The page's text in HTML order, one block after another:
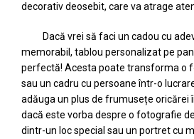
decorativ deosebit, care va atrage
Dacă vrei să faci un cadou cu
memorabil, tablou personalizat pe
perfectă! Acesta poate transforma o
sau un cadru cu persoane într-o
adăuga un plus de frumusețe oricărei
dacă este vorba despre o fotografie
dintr-un loc special sau un portret cu